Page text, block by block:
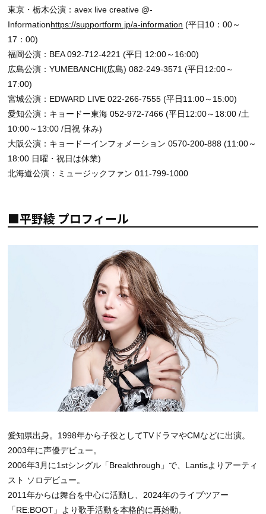
東京・栃木公演：avex live creative @-
Informationhttps://supportform.jp/a-information (平日10：00～
17：00)
福岡公演：BEA 092-712-4221 (平日 12:00～16:00)
広島公演：YUMEBANCHI(広島) 082-249-3571 (平日12:00～
17:00)
宮城公演：EDWARD LIVE 022-266-7555 (平日11:00～15:00)
愛知公演：キョードー東海 052-972-7466 (平日12:00～18:00 /土
10:00～13:00 /日祝 休み)
大阪公演：キョードーインフォメーション 0570-200-888 (11:00～
18:00 日曜・祝日は休業)
北海道公演：ミュージックファン 011-799-1000
■平野綾 プロフィール
愛知県出身。1998年から子役としてTVドラマやCMなどに出演。
2003年に声優デビュー。
2006年3月に1stシングル「Breakthrough」で、Lantisよりアーティ
スト ソロデビュー。
2011年からは舞台を中心に活動し、2024年のライブツアー
「RE:BOOT」より歌手活動を本格的に再始動。